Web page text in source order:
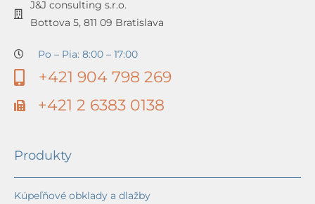
J&J consulting s.r.o.
Bottova 5, 811 09 Bratislava
Po – Pia: 8:00 – 17:00
+421 904 798 269
+421 2 6383 0138
Produkty
Kúpeľňové obklady a dlažby